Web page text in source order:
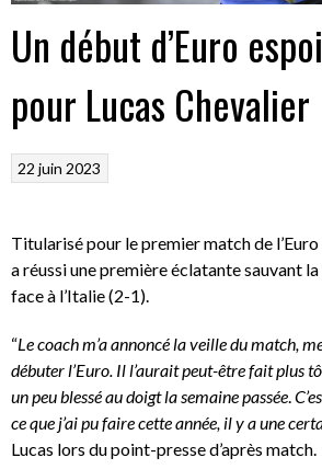
Un début d’Euro
pour Lucas Chevalier
22 juin 2023
Titularisé pour le premier match de
a réussi une première éclatante sauvant
face à l’Italie (2-1).
“Le coach m’a annoncé la veille du match,
débuter l’Euro. Il l’aurait peut-être fait plus
un peu blessé au doigt la semaine passée.
ce que j’ai pu faire cette année, il y a une
Lucas lors du point-presse d’après match.